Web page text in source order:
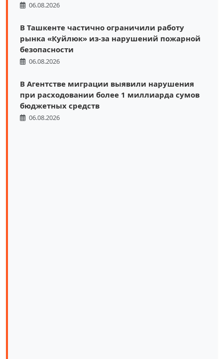
06.08.2026
В Ташкенте частично ограничили работу
рынка «Куйлюк» из-за нарушений пожарной
безопасности
06.08.2026
В Агентстве миграции выявили нарушения
при расходовании более 1 миллиарда сумов
бюджетных средств
06.08.2026